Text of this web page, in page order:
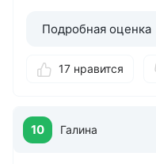
Подробная оценка
17 нравится
10 Галина